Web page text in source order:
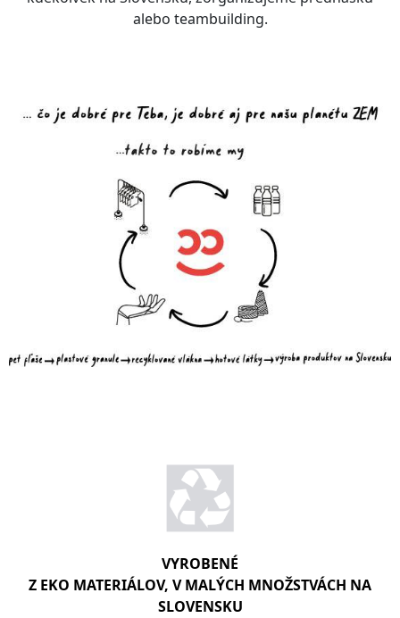
alebo teambuilding.
VYROBENÉ
Z EKO MATERIÁLOV, V MALÝCH MNOŽSTVÁCH NA
SLOVENSKU